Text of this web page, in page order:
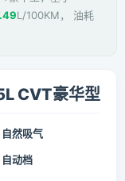
L/100KM， 油耗
CVT豪华型
自然吸气
自动档